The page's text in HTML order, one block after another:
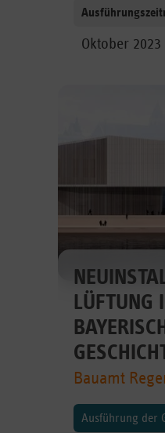
Oktober
LÜFTUNG
Bauamt
Ausführung der